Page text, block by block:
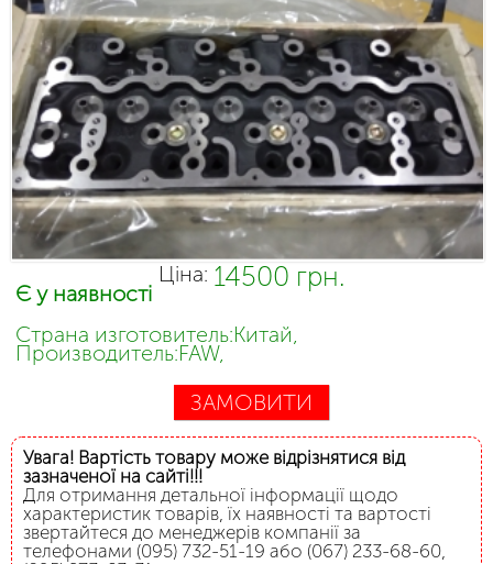
Ціна: 14500 грн.
Є у наявності
Страна изготовитель:Китай,
Производитель:FAW,
ЗАМОВИТИ
Увага! Вартість товару може відрізнятися від
зазначеної на сайті!!!
Для отримання детальної інформації щодо
характеристик товарів, їх наявності та вартості
звертайтеся до менеджерів компанії за
телефонами (095) 732-51-19 або (067) 233-68-60,